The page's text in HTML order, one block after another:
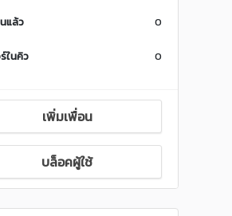
แล้ว 0
ในคิว 0
เพิ่มเพื่อน
บล็อคผู้ใช้